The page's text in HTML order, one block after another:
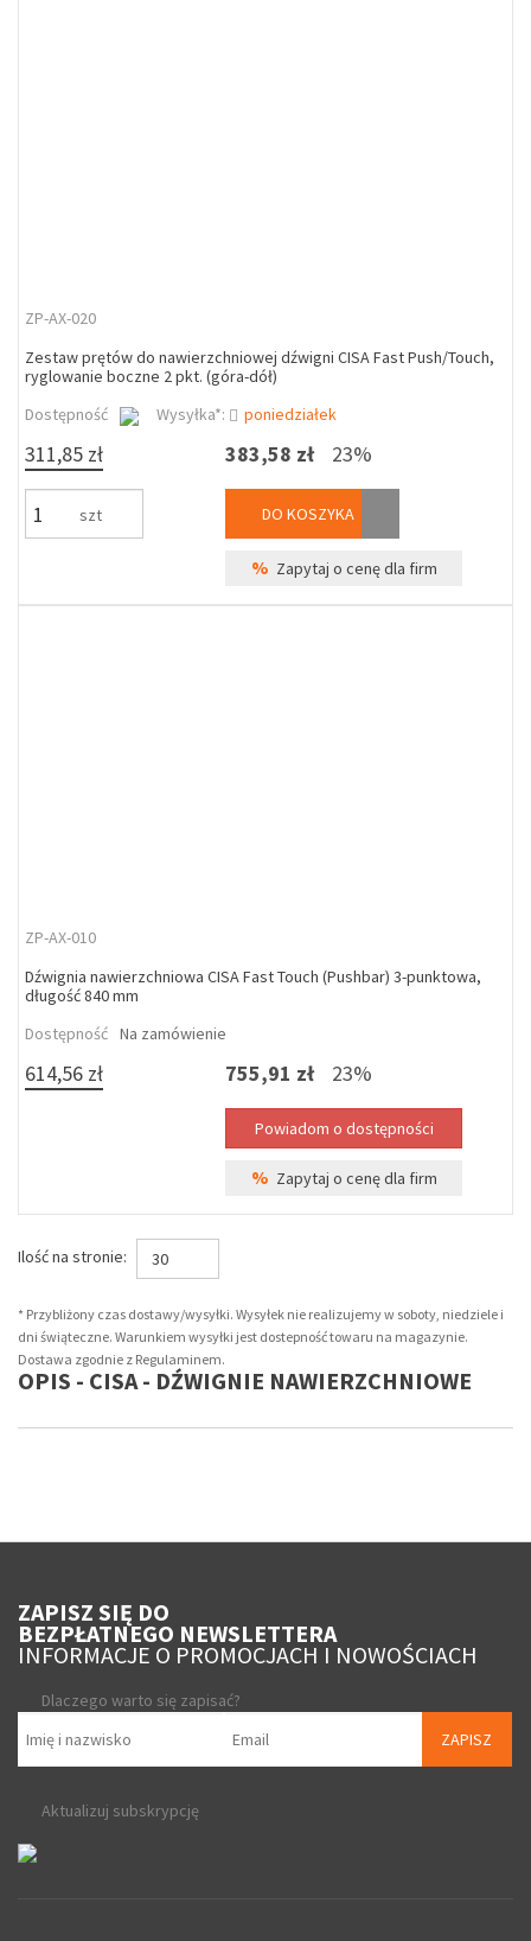
ZP-AX-020
Zestaw prętów do nawierzchniowej dźwigni CISA Fast Push/Touch,
ryglowanie boczne 2 pkt. (góra-dół)
Dostępność
Wysyłka*: poniedziałek
311,85 zł
szt
383,58 zł 23%
DO KOSZYKA
% Zapytaj o cenę dla firm
ZP-AX-010
Dźwignia nawierzchniowa CISA Fast Touch (Pushbar) 3-punktowa,
długość 840 mm
Dostępność Na zamówienie
614,56 zł 755,91 zł 23%
% Zapytaj o cenę dla firm
Ilość na stronie: 30
* Przybliżony czas dostawy/wysyłki. Wysyłek nie realizujemy w soboty, niedziele i
dni świąteczne. Warunkiem wysyłki jest dostepność towaru na magazynie.
Dostawa zgodnie z Regulaminem.
OPIS - CISA - DŹWIGNIE NAWIERZCHNIOWE
ZAPISZ SIĘ DO
BEZPŁATNEGO NEWSLETTERA
INFORMACJE O PROMOCJACH I NOWOŚCIACH
Dlaczego warto się zapisać?
ZAPISZ
Aktualizuj subskrypcję